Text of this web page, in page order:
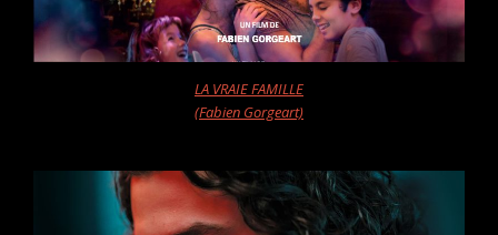
LA VRAIE FAMILLE
(Fabien Gorgeart)